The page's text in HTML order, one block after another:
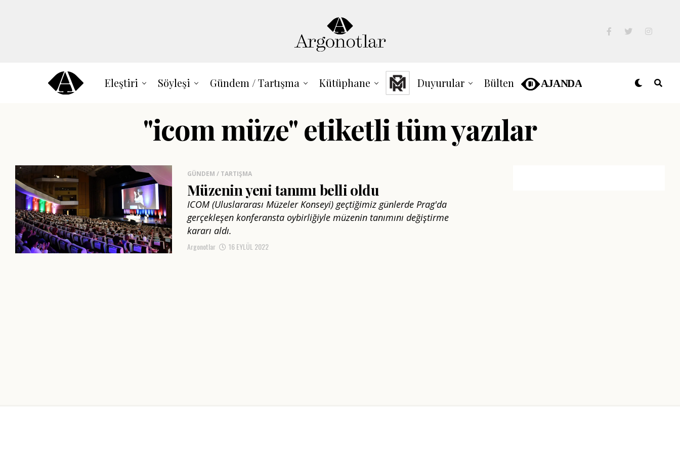
Eleştiri Söyleşi Gündem / Tartışma Kütüphane Duyurular Bülten
"icom müze" etiketli tüm yazılar
GÜNDEM / TARTIŞMA
Müzenin yeni tanımı belli oldu
ICOM (Uluslararası Müzeler Konseyi) geçtiğimiz günlerde Prag'da
gerçekleşen konferansta oybirliğiyle müzenin tanımını değiştirme
kararı aldı.
Argonotlar 16 EYLÜL 2022